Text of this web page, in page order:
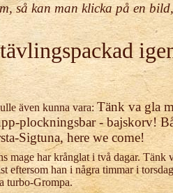
så kan man klicka på en
även kunna vara:Tänk va gla
plockningsbar - bajskorv!
Sigtuna, here we come!
mage har krånglat i två dagar. Tänk
eftersom han i några timmar i
turbo-Grompa.